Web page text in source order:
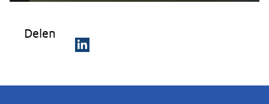
n
Delen
e